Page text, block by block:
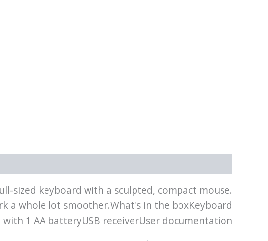
sized keyboard with a sculpted, compact mouse.
a whole lot smoother.What's in the boxKeyboard
1 AA batteryUSB receiverUser documentation